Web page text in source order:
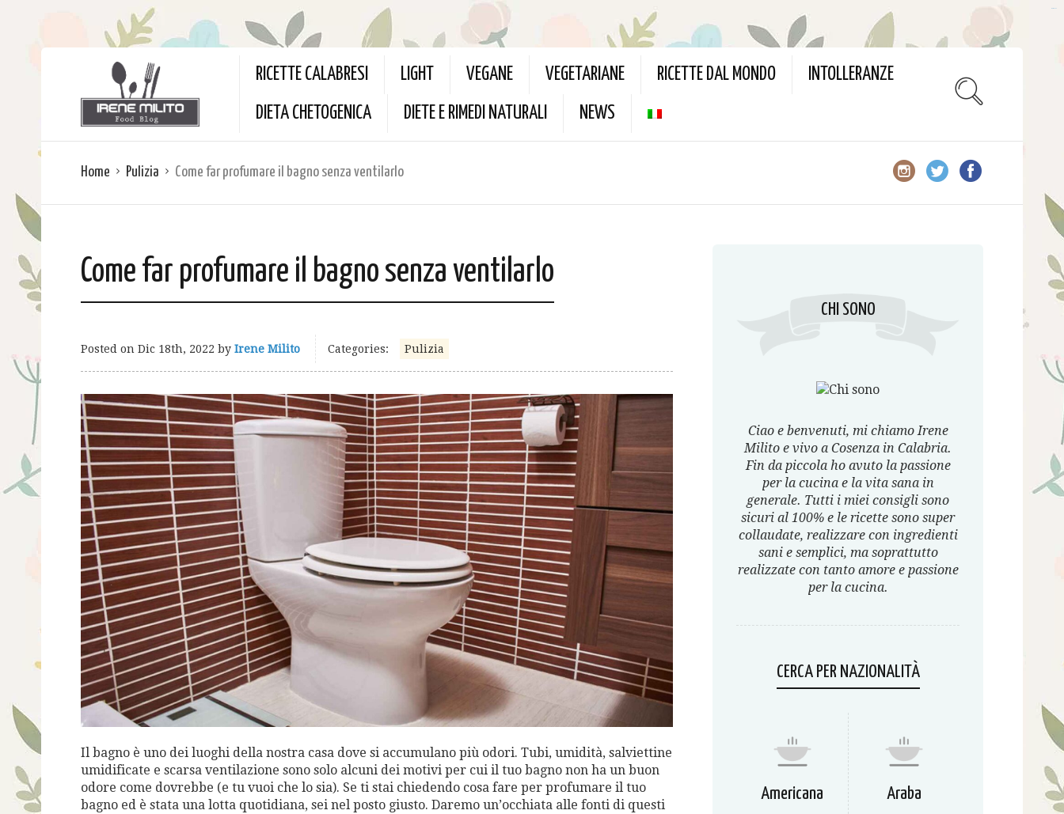
RICETTE CALABRESI LIGHT VEGANE VEGETARIANE RICETTE DAL MONDO INTOLLERANZE
DIETA CHETOGENICA DIETE E RIMEDI NATURALI NEWS
Home Pulizia Come far profumare il bagno senza ventilarlo
Come far profumare il bagno senza ventilarlo
Posted on Dic 18th, 2022 by Irene Milito Categories: Pulizia
Il bagno è uno dei luoghi della nostra casa dove si accumulano più odori. Tubi, umidità, salviettine
umidificate e scarsa ventilazione sono solo alcuni dei motivi per cui il tuo bagno non ha un buon
odore come dovrebbe (e tu vuoi che lo sia). Se ti stai chiedendo cosa fare per profumare il tuo
bagno ed è stata una lotta quotidiana, sei nel posto giusto. Daremo un’occhiata alle fonti di questi
CHI SONO
Ciao e benvenuti, mi chiamo Irene
Milito e vivo a Cosenza in Calabria.
Fin da piccola ho avuto la passione
per la cucina e la vita sana in
generale. Tutti i miei consigli sono
sicuri al 100% e le ricette sono super
collaudate, realizzare con ingredienti
sani e semplici, ma soprattutto
realizzate con tanto amore e passione
per la cucina.
CERCA PER NAZIONALITÀ
Americana Araba